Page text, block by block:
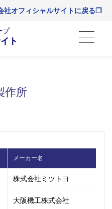
社オフィシャルサイトに戻る❐
プ
ト
所
メーカー名
株式会社ミツトヨ
大阪機工株式会社